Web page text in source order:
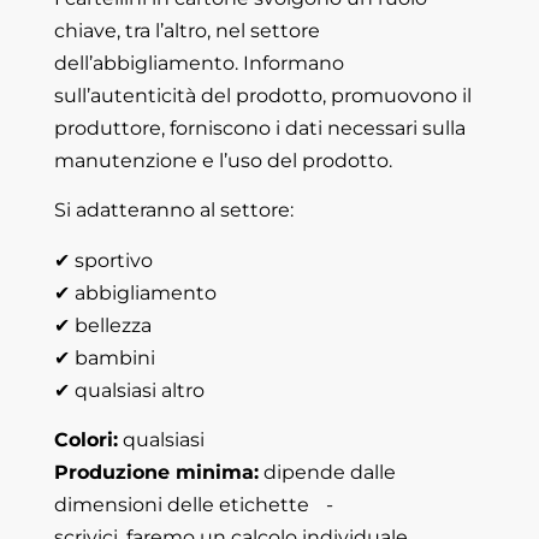
chiave, tra l’altro, nel settore
dell’abbigliamento. Informano
sull’autenticità del prodotto, promuovono il
produttore, forniscono i dati necessari sulla
manutenzione e l’uso del prodotto.
Si adatteranno al settore:
✔ sportivo
✔ abbigliamento
✔ bellezza
✔ bambini
✔ qualsiasi altro
Colori:qualsiasi
Produzione minima:dipende dalle
dimensioni delle etichette -